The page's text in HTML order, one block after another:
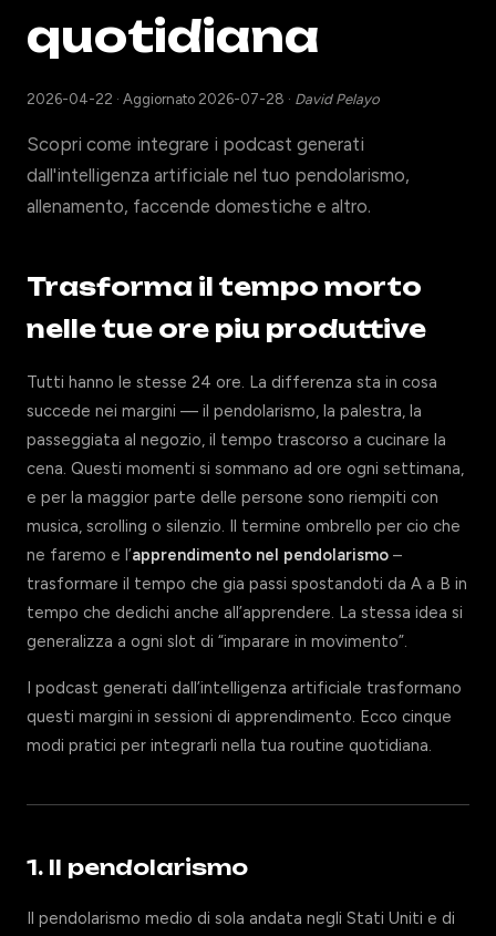
quotidiana
2026-04-22 · Aggiornato 2026-07-28 · David Pelayo
Scopri come integrare i podcast generati
dall'intelligenza artificiale nel tuo pendolarismo,
allenamento, faccende domestiche e altro.
Trasforma il tempo morto
nelle tue ore piu produttive
Tutti hanno le stesse 24 ore. La differenza sta in cosa
succede nei margini — il pendolarismo, la palestra, la
passeggiata al negozio, il tempo trascorso a cucinare la
cena. Questi momenti si sommano ad ore ogni settimana,
e per la maggior parte delle persone sono riempiti con
musica, scrolling o silenzio. Il termine ombrello per cio che
ne faremo e l’apprendimento nel pendolarismo –
trasformare il tempo che gia passi spostandoti da A a B in
tempo che dedichi anche all’apprendere. La stessa idea si
generalizza a ogni slot di “imparare in movimento”.
I podcast generati dall’intelligenza artificiale trasformano
questi margini in sessioni di apprendimento. Ecco cinque
modi pratici per integrarli nella tua routine quotidiana.
1. Il pendolarismo
Il pendolarismo medio di sola andata negli Stati Uniti e di